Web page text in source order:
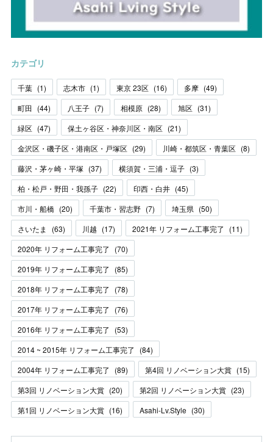
カテゴリ
千葉 (1) 志木市 (1) 東京 23区 (16) 多摩 (49)
町田 (44) 八王子 (7) 相模原 (28) 旭区 (31)
緑区 (47) 保土ヶ谷区・神奈川区・南区 (21)
金沢区・磯子区・港南区・戸塚区 (29) 川崎・都筑区・青葉区 (8)
藤沢・茅ヶ崎・平塚 (37) 横須賀・三浦・逗子 (3)
柏・松戸・野田・我孫子 (22) 印西・白井 (45)
市川・船橋 (20) 千葉市・習志野 (7) 埼玉県 (50)
さいたま
(63) 川越 (17) 2021年 リフォーム工事完了 (11)
2020年 リフォーム工事完了
(70)
2019年 リフォーム工事完了
(85)
2018年 リフォーム工事完了
(78)
2017年 リフォーム工事完了
(76)
2016年 リフォーム工事完了
(53)
2014 ~ 2015年 リフォーム工事完了
(84)
2004年 リフォーム工事完了
(89) 第4回 リノベーション大賞 (15)
第3回 リノベーション大賞 (20) 第2回 リノベーション大賞 (23)
第1回 リノベーション大賞 (16) Asahi-Lv.Style (30)